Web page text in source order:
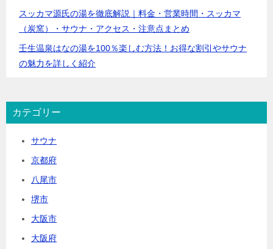
スッカマ源氏の湯を徹底解説｜料金・営業時間・スッカマ
（炭窯）・サウナ・アクセス・注意点まとめ
壬生温泉はなの湯を100％楽しむ方法！お得な割引やサウナ
の魅力を詳しく紹介
カテゴリー
サウナ
京都府
八尾市
堺市
大阪市
大阪府